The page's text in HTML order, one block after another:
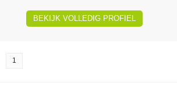
BEKIJK VOLLEDIG PROFIEL
1